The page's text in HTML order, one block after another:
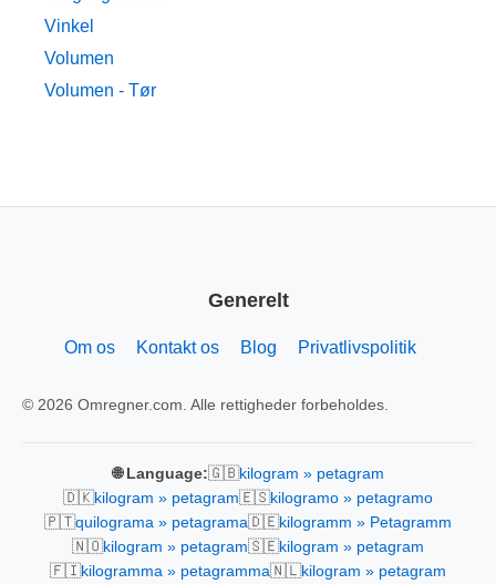
Vinkel
Volumen
Volumen - Tør
Generelt
Om os Kontakt os Blog Privatlivspolitik
© 2026 Omregner.com. Alle rettigheder forbeholdes.
🌐 Language:🇬🇧kilogram » petagram
🇩🇰kilogram » petagram🇪🇸kilogramo » petagramo
🇵🇹quilograma » petagrama🇩🇪kilogramm » Petagramm
🇳🇴kilogram » petagram🇸🇪kilogram » petagram
🇫🇮kilogramma » petagramma🇳🇱kilogram » petagram